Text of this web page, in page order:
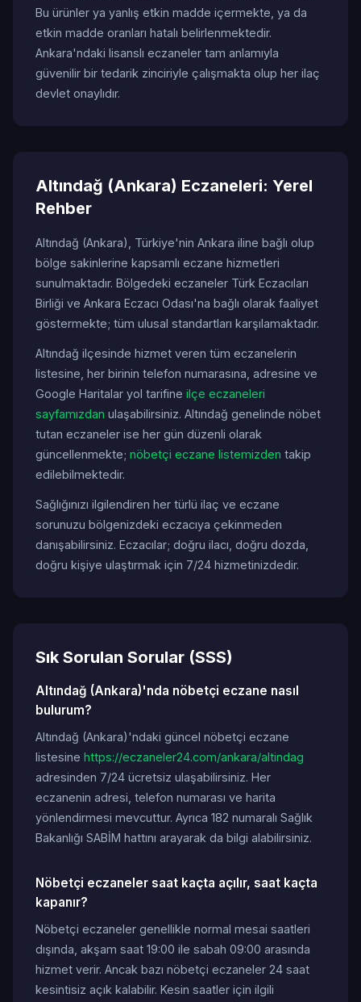
Bu ürünler ya yanlış etkin madde içermekte, ya da
etkin madde oranları hatalı belirlenmektedir.
Ankara'ndaki lisanslı eczaneler tam anlamıyla
güvenilir bir tedarik zinciriyle çalışmakta olup her ilaç
devlet onaylıdır.
Altındağ (Ankara) Eczaneleri: Yerel
Rehber
Altındağ (Ankara), Türkiye'nin Ankara iline bağlı olup
bölge sakinlerine kapsamlı eczane hizmetleri
sunulmaktadır. Bölgedeki eczaneler Türk Eczacıları
Birliği ve Ankara Eczacı Odası'na bağlı olarak faaliyet
göstermekte; tüm ulusal standartları karşılamaktadır.
Altındağ ilçesinde hizmet veren tüm eczanelerin
listesine, her birinin telefon numarasına, adresine ve
Google Haritalar yol tarifine ilçe eczaneleri
sayfamızdan ulaşabilirsiniz. Altındağ genelinde nöbet
tutan eczaneler ise her gün düzenli olarak
güncellenmekte; nöbetçi eczane listemizden takip
edilebilmektedir.
Sağlığınızı ilgilendiren her türlü ilaç ve eczane
sorunuzu bölgenizdeki eczacıya çekinmeden
danışabilirsiniz. Eczacılar; doğru ilacı, doğru dozda,
doğru kişiye ulaştırmak için 7/24 hizmetinizdedir.
Sık Sorulan Sorular (SSS)
Altındağ (Ankara)'nda nöbetçi eczane nasıl
bulurum?
Altındağ (Ankara)'ndaki güncel nöbetçi eczane
listesine https://eczaneler24.com/ankara/altindag
adresinden 7/24 ücretsiz ulaşabilirsiniz. Her
eczanenin adresi, telefon numarası ve harita
yönlendirmesi mevcuttur. Ayrıca 182 numaralı Sağlık
Bakanlığı SABİM hattını arayarak da bilgi alabilirsiniz.
Nöbetçi eczaneler saat kaçta açılır, saat kaçta
kapanır?
Nöbetçi eczaneler genellikle normal mesai saatleri
dışında, akşam saat 19:00 ile sabah 09:00 arasında
hizmet verir. Ancak bazı nöbetçi eczaneler 24 saat
kesintisiz açık kalabilir. Kesin saatler için ilgili